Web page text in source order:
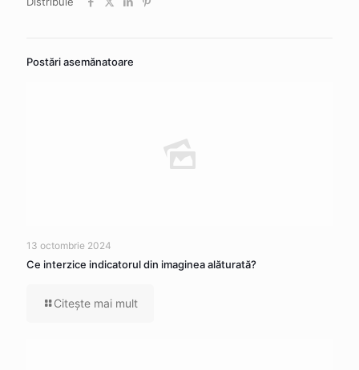
Postări asemănatoare
13 octombrie 2024
Ce interzice indicatorul din imaginea alăturată?
Citeşte mai mult